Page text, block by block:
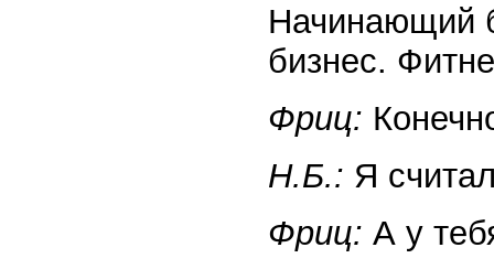
Начинающий
бизнес.
Фриц:
Н.Б.: Я
Фриц: А у